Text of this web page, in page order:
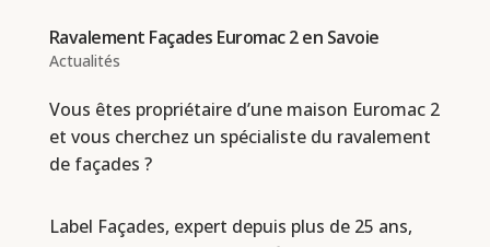
Ravalement Façades Euromac 2 en Savoie
Actualités
Vous êtes propriétaire d’une maison Euromac 2
et vous cherchez un spécialiste du ravalement
de façades ?
Label Façades, expert depuis plus de 25 ans,